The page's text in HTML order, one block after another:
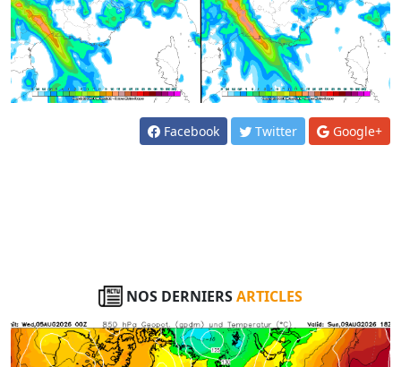
Facebook Twitter Google+
NOS DERNIERSARTICLES